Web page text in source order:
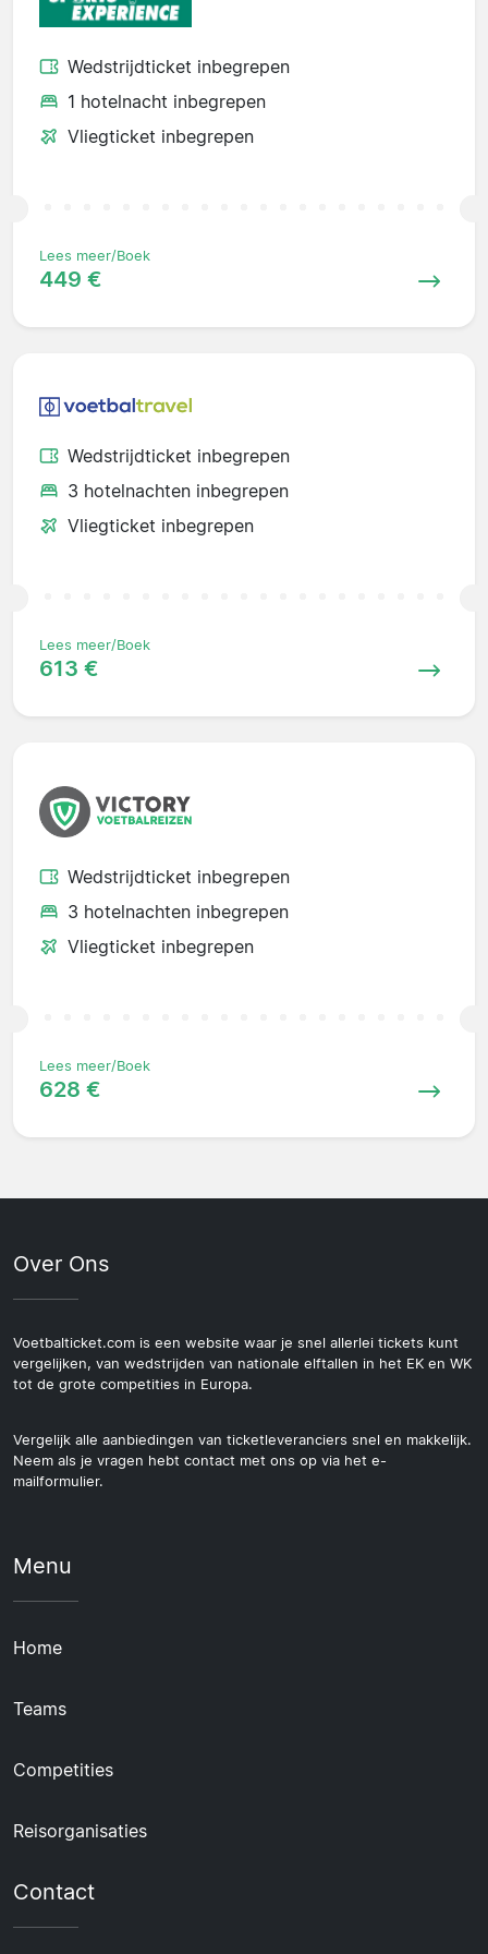
Wedstrijdticket inbegrepen
1 hotelnacht inbegrepen
Vliegticket inbegrepen
Lees meer/Boek
449 €
Wedstrijdticket inbegrepen
3 hotelnachten inbegrepen
Vliegticket inbegrepen
Lees meer/Boek
613 €
Wedstrijdticket inbegrepen
3 hotelnachten inbegrepen
Vliegticket inbegrepen
Lees meer/Boek
628 €
Over Ons
Voetbalticket.com is een website waar je snel allerlei tickets kunt
vergelijken, van wedstrijden van nationale elftallen in het EK en WK
tot de grote competities in Europa.
Vergelijk alle aanbiedingen van ticketleveranciers snel en makkelijk.
Neem als je vragen hebt contact met ons op via het e-
mailformulier.
Menu
Home
Teams
Competities
Reisorganisaties
Contact